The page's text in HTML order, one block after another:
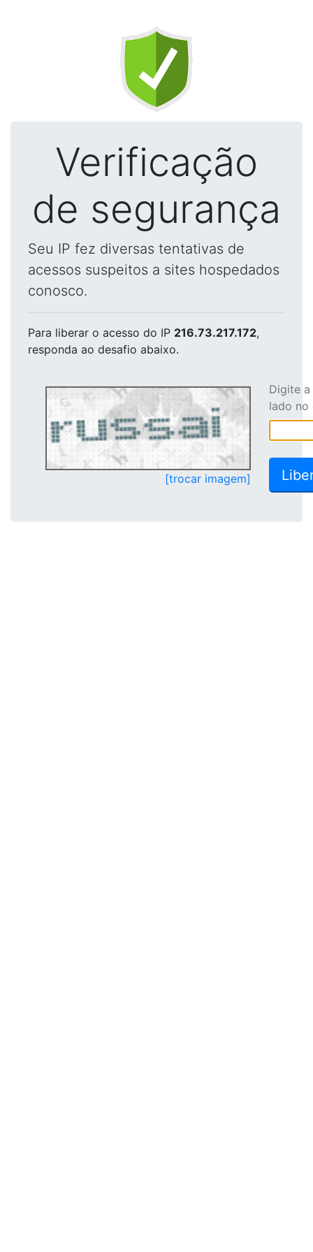
Verificação
de segurança
Seu IP fez diversas tentativas de
acessos suspeitos a sites hospedados
conosco.
Para liberar o acesso do IP 216.73.217.172,
responda ao desafio abaixo.
[trocar imagem]
Digite
lado no